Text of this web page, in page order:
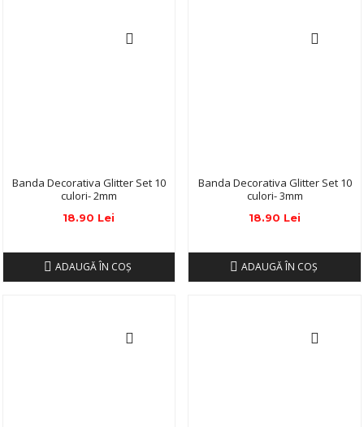
Banda Decorativa Glitter Set 10
culori- 2mm
18.90 Lei
ADAUGĂ ÎN COŞ
Banda Decorativa Glitter Set 10
culori- 3mm
18.90 Lei
ADAUGĂ ÎN COŞ